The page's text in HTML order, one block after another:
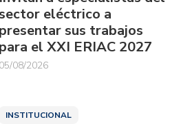
sector eléctrico a
presentar sus trabajos
para el XXI ERIAC 2027
05/08/2026
INSTITUCIONAL